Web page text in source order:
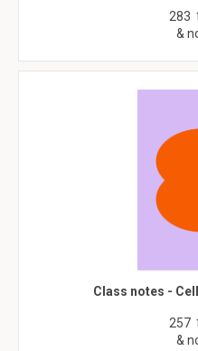
283
&
Class notes -
257
&